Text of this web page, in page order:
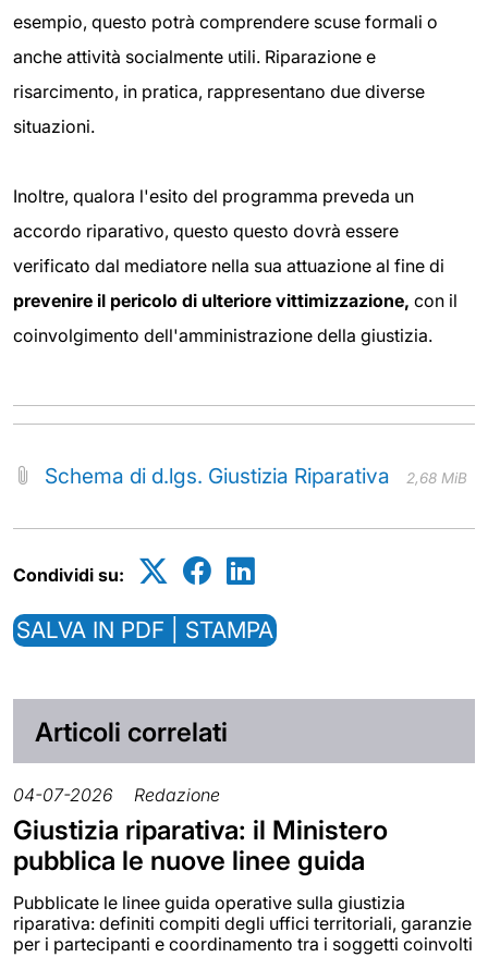
esempio, questo potrà comprendere scuse formali o
anche attività socialmente utili. Riparazione e
risarcimento, in pratica, rappresentano due diverse
situazioni.
Inoltre, qualora l'esito del programma preveda un
accordo riparativo, questo questo dovrà essere
verificato dal mediatore nella sua attuazione al fine di
prevenire il pericolo di ulteriore vittimizzazione, con il
coinvolgimento dell'amministrazione della giustizia.
Schema di d.lgs. Giustizia Riparativa 2,68 MiB
Condividi su:
SALVA IN PDF | STAMPA
Articoli correlati
04-07-2026 Redazione
Giustizia riparativa: il Ministero
pubblica le nuove linee guida
Pubblicate le linee guida operative sulla giustizia
riparativa: definiti compiti degli uffici territoriali, garanzie
per i partecipanti e coordinamento tra i soggetti coinvolti